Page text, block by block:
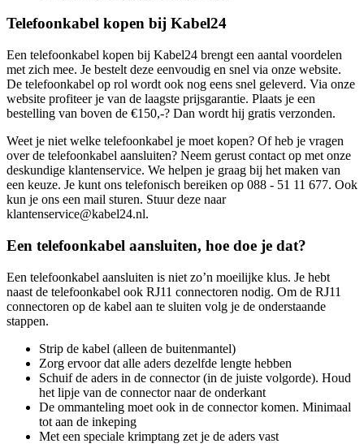
Telefoonkabel kopen bij Kabel24
Een telefoonkabel kopen bij Kabel24 brengt een aantal voordelen
met zich mee. Je bestelt deze eenvoudig en snel via onze website.
De telefoonkabel op rol wordt ook nog eens snel geleverd. Via onze
website profiteer je van de laagste prijsgarantie. Plaats je een
bestelling van boven de €150,-? Dan wordt hij gratis verzonden.
Weet je niet welke telefoonkabel je moet kopen? Of heb je vragen
over de telefoonkabel aansluiten? Neem gerust contact op met onze
deskundige klantenservice. We helpen je graag bij het maken van
een keuze. Je kunt ons telefonisch bereiken op 088 - 51 11 677. Ook
kun je ons een mail sturen. Stuur deze naar
klantenservice@kabel24.nl.
Een telefoonkabel aansluiten, hoe doe je dat?
Een telefoonkabel aansluiten is niet zo’n moeilijke klus. Je hebt
naast de telefoonkabel ook RJ11 connectoren nodig. Om de RJ11
connectoren op de kabel aan te sluiten volg je de onderstaande
stappen.
Strip de kabel (alleen de buitenmantel)
Zorg ervoor dat alle aders dezelfde lengte hebben
Schuif de aders in de connector (in de juiste volgorde). Houd
het lipje van de connector naar de onderkant
De ommanteling moet ook in de connector komen. Minimaal
tot aan de inkeping
Met een speciale krimptang zet je de aders vast